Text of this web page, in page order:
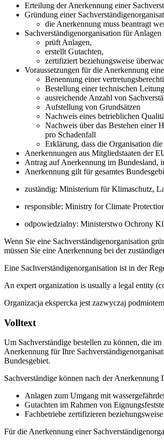
Erteilung der Anerkennung einer
Gründung einer
die Anerkennung muss beantragt
Sachverständigenorganisation für
prüft Anlagen,
erstellt Gutachten,
zertifiziert beziehungsweise
Voraussetzungen für die Anerkennung
Benennung einer
Bestellung einer technischen
ausreichende Anzahl von
Aufstellung von Grundsätzen
Nachweis eines betrieblichen
Nachweis über das Bestehen einer
pro Schadenfall
Erklärung, dass die Organisation
Anerkennungen aus Mitgliedstaaten der
Antrag auf Anerkennung im Bundesland,
Anerkennung gilt für gesamtes
zuständig: Ministerium für Klimaschutz,
responsible: Ministry for Climate
odpowiedzialny: Ministerstwo Ochrony
Wenn Sie eine Sachverständigenorganisation
müssen Sie eine Anerkennung bei der
Eine Sachverständigenorganisation ist in der
An expert organization is usually a legal entity
Organizacja ekspercka jest zazwyczaj
Volltext
Um Sachverständige bestellen zu können, die
Anerkennung für Ihre
Bundesgebiet.
Sachverständige können nach der Anerkennung
Anlagen zum Umgang mit
Gutachten im Rahmen von
Fachbetriebe zertifizieren
Für die Anerkennung einer